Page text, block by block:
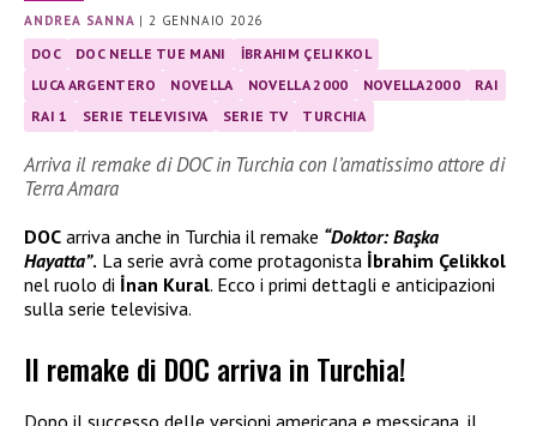
ANDREA SANNA |2 GENNAIO 2026
DOC DOC NELLE TUE MANI
İBRAHIM ÇELIKKOL
LUCA ARGENTERO
NOVELLA NOVELLA 2000 NOVELLA2000
RAI
RAI 1
SERIE TELEVISIVA SERIE TV TURCHIA
Arriva il remake di DOC in Turchia con l’amatissimo attore di
Terra Amara
DOC arriva anche in Turchia il remake “Doktor: Başka
Hayatta”. La serie avrà come protagonista İbrahim Çelikkol
nel ruolo di İnan Kural. Ecco i primi dettagli e anticipazioni
sulla serie televisiva.
Il remake di DOC arriva in Turchia!